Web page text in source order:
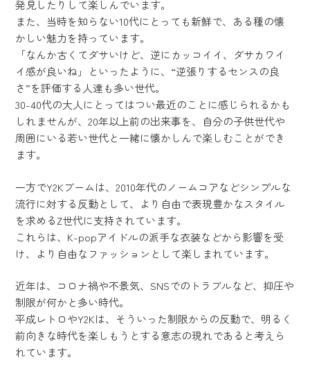
発見したりして楽しんでいます。
また、当時を知らない10代にとっても新鮮で、ある種の懐
かしい魅力を持っています。
「なんか古くてダサいけど、逆にカッコイイ、ダサカワイ
イ感が良いね」といったように、“逆張りするセンスの良
さ”を評価する人達も多い世代。
30-40代の大人にとってはつい最近のことに感じられるかも
しれませんが、20年以上前の出来事を、自分の子供世代や
周囲にいる若い世代と一緒に懐かしんで楽しむことができ
ます。
一方でY2Kブームは、2010年代のノームコアなどシンプルな
流行に対する反動として、より自由で表現豊かなスタイル
を求めるZ世代に支持されています。
これらは、K-popアイドルの派手な衣装などから影響を受
け、より自由なファッションとして楽しまれています。
近年は、コロナ禍や不景気、SNSでのトラブルなど、抑圧や
制限が何かと多い時代。
平成レトロやY2Kは、そういった制限からの反動で、明るく
前向きな時代を楽しもうとする意志の現れであると考えら
れています。